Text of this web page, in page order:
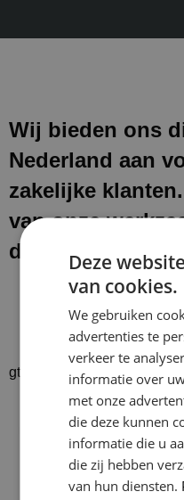
Wij bieden ons
Nederland aan
zakelijke
van onze
de werkplek
gtrspvjgtroijvghtrs
Klusbedrijf CG
Company
4.9
Donald Vossen
Deze
van cookies.
We gebruiken
advertenties te
verkeer te
informatie over
met onze
die deze kunnen
informatie die u
die zij hebben
van hun diensten.